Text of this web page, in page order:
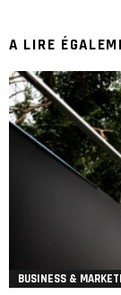
A LIRE
BUSINESS &